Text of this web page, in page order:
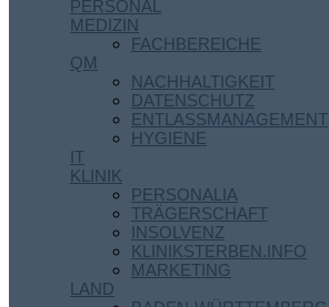
PERSONAL
MEDIZIN
FACHBEREICHE
QM
NACHHALTIGKEIT
DATENSCHUTZ
ENTLASSMANAGEMENT
HYGIENE
IT
KLINIK
PERSONALIA
TRÄGERSCHAFT
INSOLVENZ
KLINIKSTERBEN.INFO
MARKETING
LAND